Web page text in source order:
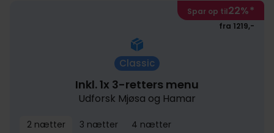
Spar op til22%*
fra 1219,-
Classic
Inkl. 1x 3-retters menu
Udforsk Mjøsa og Hamar
2 nætter 3 nætter 4 nætter